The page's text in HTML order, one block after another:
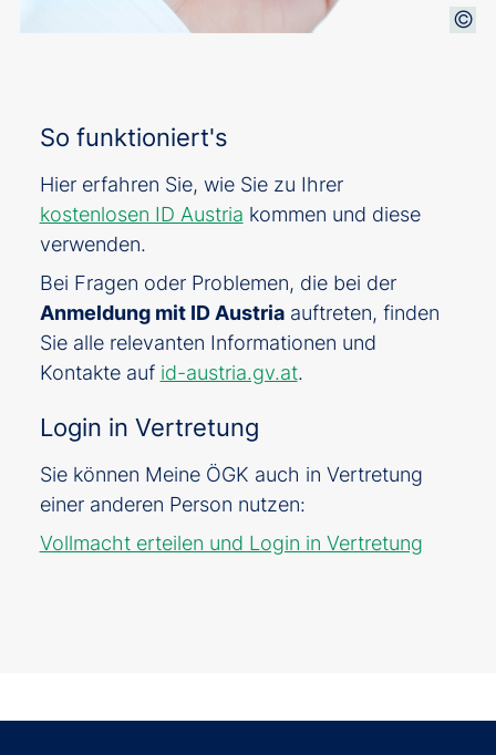
So funktioniert's
Hier erfahren Sie, wie Sie zu Ihrer
kostenlosen ID Austria kommen und diese
verwenden.
Bei Fragen oder Problemen, die bei der
Anmeldung mit ID Austriaauftreten, finden
Sie alle relevanten Informationen und
Kontakte auf id-austria.gv.at.
Login in Vertretung
Sie können Meine ÖGK auch in Vertretung
einer anderen Person nutzen:
Vollmacht erteilen und Login in Vertretung